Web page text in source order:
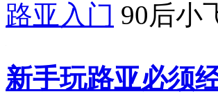
路亚入门 90后小
新手玩路亚必须